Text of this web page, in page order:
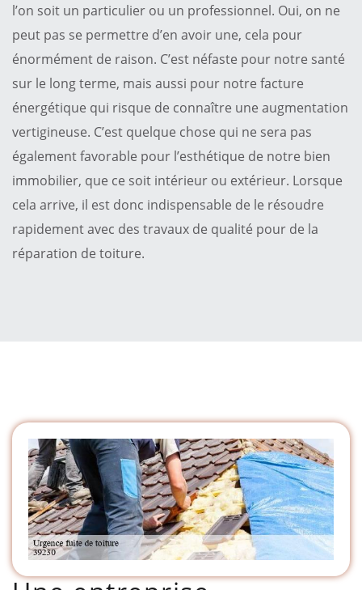
l’on soit un particulier ou un professionnel. Oui, on ne
peut pas se permettre d’en avoir une, cela pour
énormément de raison. C’est néfaste pour notre santé
sur le long terme, mais aussi pour notre facture
énergétique qui risque de connaître une augmentation
vertigineuse. C’est quelque chose qui ne sera pas
également favorable pour l’esthétique de notre bien
immobilier, que ce soit intérieur ou extérieur. Lorsque
cela arrive, il est donc indispensable de le résoudre
rapidement avec des travaux de qualité pour de la
réparation de toiture.